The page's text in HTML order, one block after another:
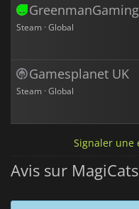
GreenmanGaming
Steam · Global
Gamesplanet UK
Steam · Global
Signaler une
Avis sur